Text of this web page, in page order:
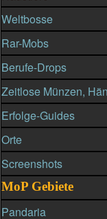
Weltbosse
Rar-Mobs
Berufe-Drops
Zeitlose Münzen,
Erfolge-Guides
Orte
Screenshots
MoP Gebiete
Pandaria